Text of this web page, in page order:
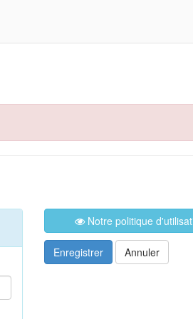
Notre politique
Enregistrer Annuler